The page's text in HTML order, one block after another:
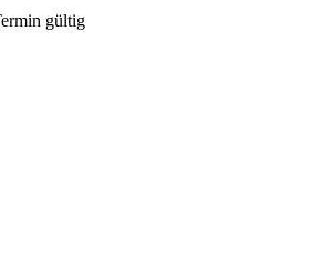
gültig